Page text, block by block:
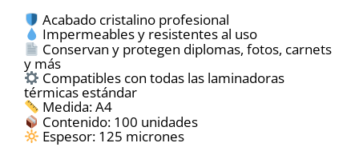
Acabado cristalino profesional
Impermeables y resistentes al uso
Conservan y protegen diplomas, fotos, carnets
y más
Compatibles con todas las laminadoras
térmicas estándar
Medida: A4
Contenido: 100 unidades
Espesor: 125 micrones